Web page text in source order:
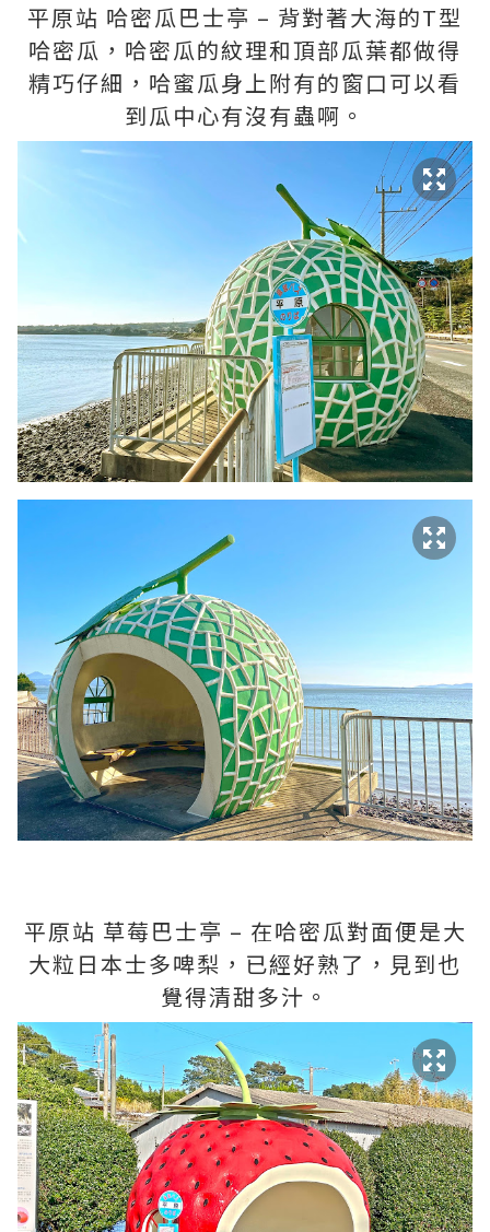
平原站 哈密瓜巴士亭 – 背對著大海的T型
哈密瓜，哈密瓜的紋理和頂部瓜葉都做得
精巧仔細，哈蜜瓜身上附有的窗口可以看
到瓜中心有沒有蟲啊。
平原站 草莓巴士亭 – 在哈密瓜對面便是大
大粒日本士多啤梨，已經好熟了，見到也
覺得清甜多汁。